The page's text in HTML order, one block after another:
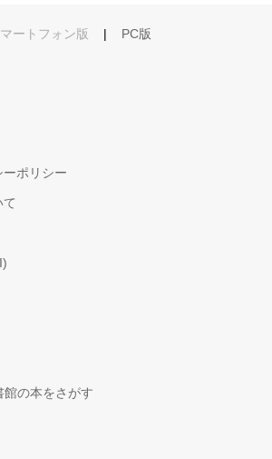
ートフォン版 | PC版
ポリシー
の本をさがす